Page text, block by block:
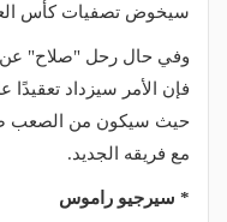
سيخوض تصفيات كأس
وفي حال رحل "صلاح" عن
فإن الأمر سيزداد
حيث سيكون من الصعب
مع فريقه الجديد.
* سيرجيو راموس